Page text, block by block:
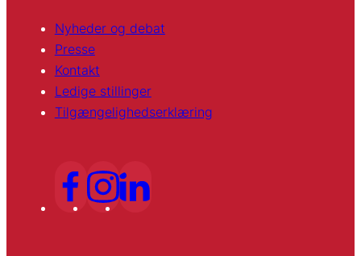
Nyheder og debat
Presse
Kontakt
Ledige stillinger
Tilgængelighedserklæring